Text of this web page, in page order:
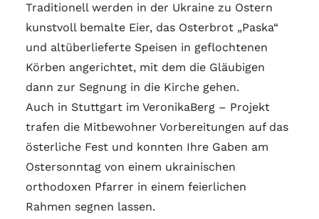
Traditionell werden in der Ukraine zu Ostern
kunstvoll bemalte Eier, das Osterbrot „Paska“
und altüberlieferte Speisen in geflochtenen
Körben angerichtet, mit dem die Gläubigen
dann zur Segnung in die Kirche gehen.
Auch in Stuttgart im VeronikaBerg – Projekt
trafen die Mitbewohner Vorbereitungen auf das
österliche Fest und konnten Ihre Gaben am
Ostersonntag von einem ukrainischen
orthodoxen Pfarrer in einem feierlichen
Rahmen segnen lassen.